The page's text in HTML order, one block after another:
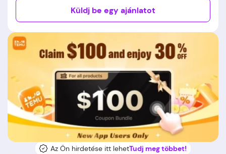
Küldj be egy ajánlatot
Az Ön hirdetése itt lehetTudj meg többet!